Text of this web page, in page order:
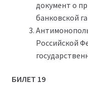
документ о
банковской
Российской
БИЛЕТ 19